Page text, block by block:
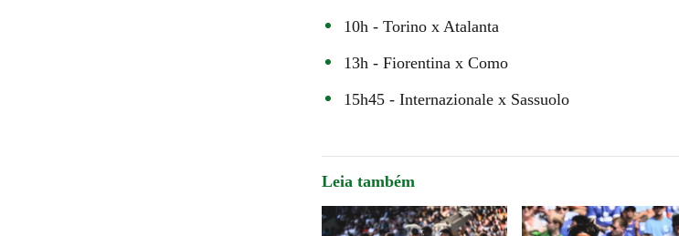
10h - Torino x Atalanta
13h - Fiorentina x Como
15h45 - Internazionale x Sassuolo
Leia também